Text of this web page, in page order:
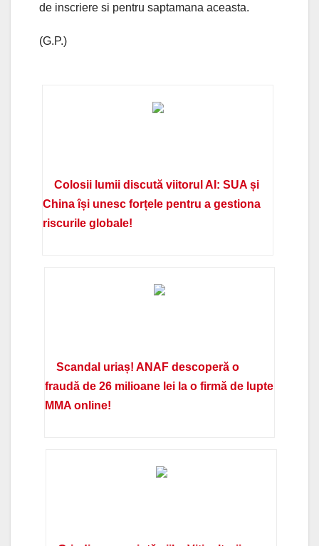
de inscriere si pentru saptamana aceasta.
(G.P.)
Colosii lumii discută viitorul AI: SUA și
China își unesc forțele pentru a gestiona
riscurile globale!
Scandal uriaș! ANAF descoperă o
fraudă de 26 milioane lei la o firmă de lupte
MMA online!